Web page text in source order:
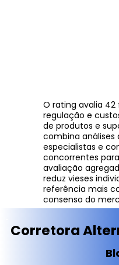
O rating avalia
regulação e
de produtos e
combina análises
especialistas e
concorrentes
avaliação
reduz vieses
referência mais
consenso do
Corretora